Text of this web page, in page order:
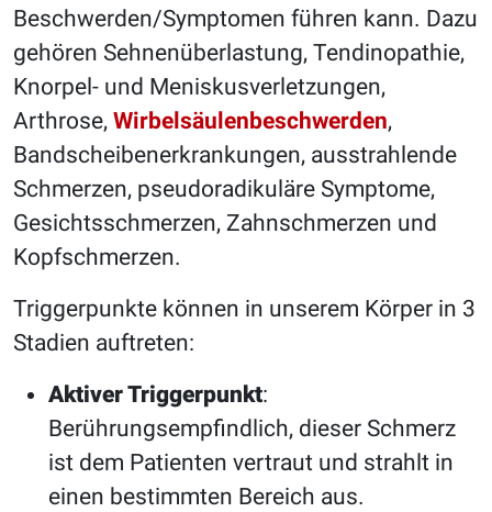
Beschwerden/Symptomen führen kann. Dazu
gehören Sehnenüberlastung, Tendinopathie,
Knorpel- und Meniskusverletzungen,
Arthrose, Wirbelsäulenbeschwerden,
Bandscheibenerkrankungen, ausstrahlende
Schmerzen, pseudoradikuläre Symptome,
Gesichtsschmerzen, Zahnschmerzen und
Kopfschmerzen.
Triggerpunkte können in unserem Körper in 3
Stadien auftreten:
Aktiver Triggerpunkt:
Berührungsempfindlich, dieser Schmerz
ist dem Patienten vertraut und strahlt in
einen bestimmten Bereich aus.